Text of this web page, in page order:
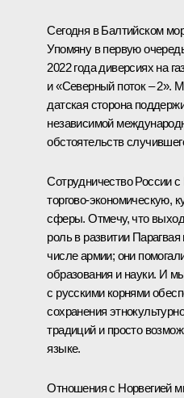
Сегодня в Балтийском
Упомяну в первую
2022 года диверсиях на
и «Северный поток – 2».
датская сторона
независимой
обстоятельств
Сотрудничество России
торгово-экономическую,
сферы. Отмечу, что
роль в развитии
числе армии; они
образования и науки. И
с русскими корнями
сохранения
традиций и просто
языке.
Отношения с Норвегией